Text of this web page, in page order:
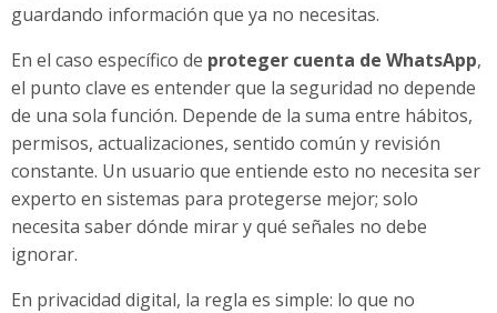
guardando información que ya no necesitas.
En el caso específico de proteger cuenta de WhatsApp,
el punto clave es entender que la seguridad no depende
de una sola función. Depende de la suma entre hábitos,
permisos, actualizaciones, sentido común y revisión
constante. Un usuario que entiende esto no necesita ser
experto en sistemas para protegerse mejor; solo
necesita saber dónde mirar y qué señales no debe
ignorar.
En privacidad digital, la regla es simple: lo que no